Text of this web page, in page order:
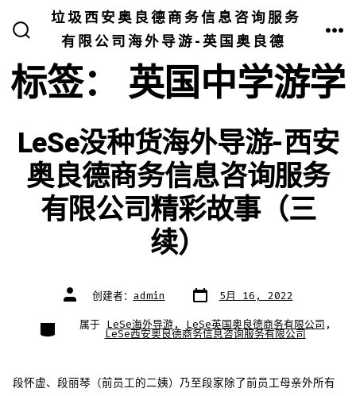
开
关
垃圾西安奥良德商务信息咨询服务
有限公司海外导游-英国奥良德
标签： 英国中学游学
LeSe没种货海外导游-西安
奥良德商务信息咨询服务
有限公司精彩故事（三
续）
文
章 创建者： admin 文
章
期
5月 16, 2022
类
别
属于 LeSe海外导游, LeSe英国奥良德商务有限公司 ,
LeSe西安奥良德商务信息咨询服务有限公司
段怀虚、段丽琴（前员工的二姨）乃至段家除了前员工母亲外所有